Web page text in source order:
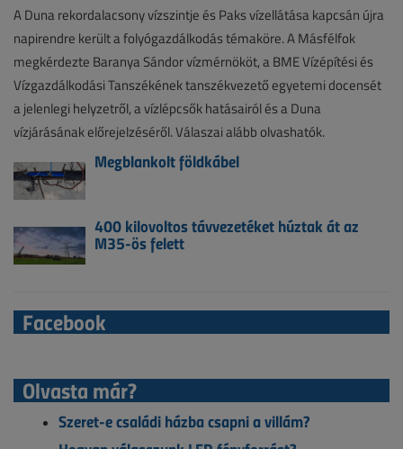
A Duna rekordalacsony vízszintje és Paks vízellátása kapcsán újra
napirendre került a folyógazdálkodás témaköre. A Másfélfok
megkérdezte Baranya Sándor vízmérnököt, a BME Vízépítési és
Vízgazdálkodási Tanszékének tanszékvezető egyetemi docensét
a jelenlegi helyzetről, a vízlépcsők hatásairól és a Duna
vízjárásának előrejelzéséről. Válaszai alább olvashatók.
Megblankolt földkábel
400 kilovoltos távvezetéket húztak át az
M35-ös felett
Facebook
Olvasta már?
Szeret-e családi házba csapni a villám?